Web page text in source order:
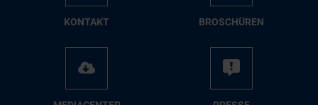
KON­TAKT BRO­SCHÜ­REN